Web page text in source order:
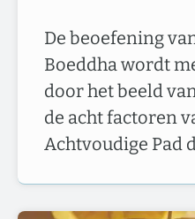
De beoefening
Boeddha wordt
door het beeld
de acht factoren
Achtvoudige Pad